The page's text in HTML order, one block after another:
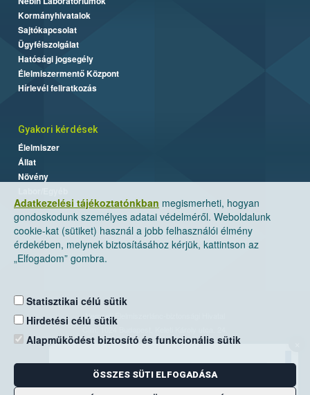
Adatkezelési tájékoztatónkban megismerheti, hogyan
gondoskodunk személyes adatai védelméről. Weboldalunk
cookie-kat (sütiket) használ a jobb felhasználói élmény
érdekében, melynek biztosításához kérjük, kattintson az
„Elfogadom” gombra.
Statisztikai célú sütik
Hirdetési célú sütik
Alapműködést biztosító és funkcionális sütik
ÖSSZES SÜTI ELFOGADÁSA
Kormányhivatalok
Sajtókapcsolat
Ügyfélszolgálat
Hatósági jogsegély
Élelmiszermentő Központ
Hírlevél feliratkozás
Gyakori kérdések
Élelmiszer
Állat
Növény
Nemzeti Élelmiszerlánc-biztonsági Hivatal
Levelezési cím: 1525 Budapest. Pf. 30.
E-mail:ugyfelszolgalat@nebih.gov.hu